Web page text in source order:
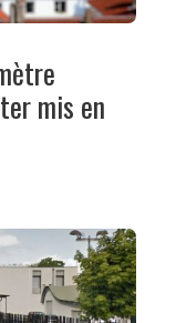
mis en